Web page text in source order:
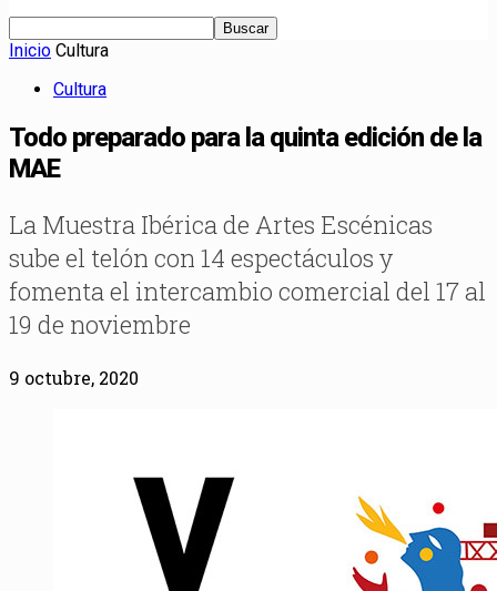
Inicio Cultura
Cultura
Todo preparado para la quinta edición de la
MAE
La Muestra Ibérica de Artes Escénicas
sube el telón con 14 espectáculos y
fomenta el intercambio comercial del 17 al
19 de noviembre
9 octubre, 2020